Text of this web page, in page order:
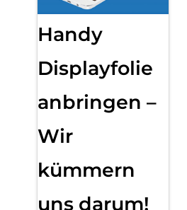
Handy
Displayfolie
anbringen –
Wir
kümmern
uns darum!